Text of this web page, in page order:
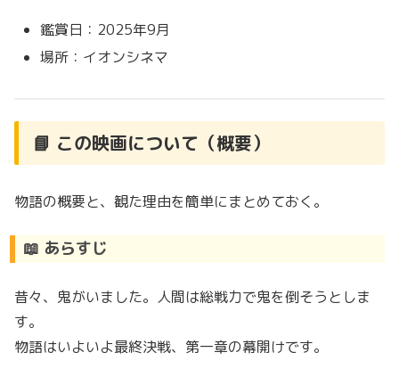
鑑賞日：2025年9月
場所：イオンシネマ
📘 この映画について（概要）
物語の概要と、観た理由を簡単にまとめておく。
📖 あらすじ
昔々、鬼がいました。人間は総戦力で鬼を倒そうとしま
す。
物語はいよいよ最終決戦、第一章の幕開けです。